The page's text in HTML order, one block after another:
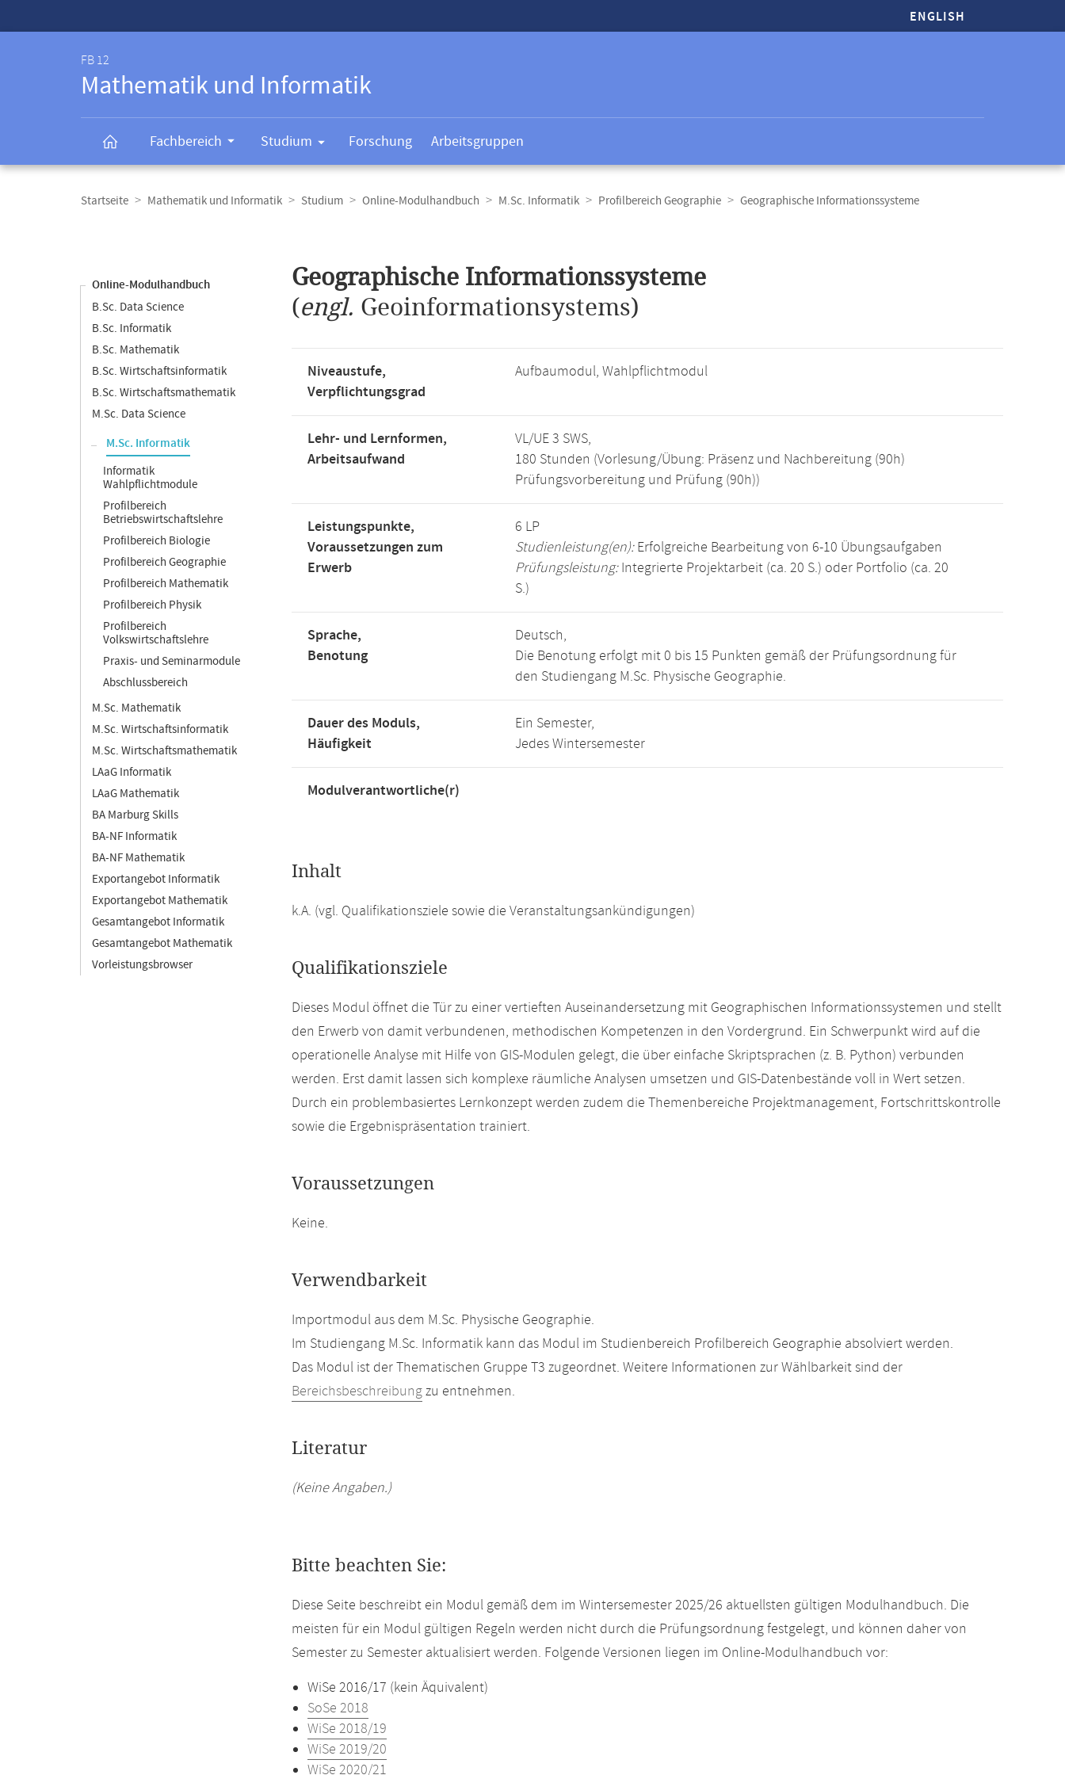
ENGLISH
FB 12
Mathematik und Informatik
Fachbereich Studium Forschung Arbeitsgruppen
Navigation
Startseite Mathematik und Informatik Studium Online-Modulhandbuch M.Sc. Informatik Profilbereich Geographie Geographische Informationssysteme
Online-Modulhandbuch
B.Sc. Data Science
B.Sc. Informatik
B.Sc. Mathematik
B.Sc. Wirtschaftsinformatik
B.Sc. Wirtschaftsmathematik
M.Sc. Data Science
M.Sc. Informatik
Informatik
Wahlpflichtmodule
Profilbereich
Betriebswirtschaftslehre
Profilbereich Biologie
Profilbereich Geographie
Profilbereich Mathematik
Profilbereich Physik
Profilbereich
Volkswirtschaftslehre
Praxis- und Seminarmodule
Abschlussbereich
M.Sc. Mathematik
M.Sc. Wirtschaftsinformatik
M.Sc. Wirtschaftsmathematik
LAaG Informatik
LAaG Mathematik
BA Marburg Skills
BA-NF Informatik
BA-NF Mathematik
Exportangebot Informatik
Exportangebot Mathematik
Gesamtangebot Informatik
Gesamtangebot Mathematik
Vorleistungsbrowser
Geographische Informationssysteme
(engl. Geoinformationsystems)
Niveaustufe,
Verpflichtungsgrad
Aufbaumodul, Wahlpflichtmodul
Lehr- und Lernformen,
Arbeitsaufwand
VL/UE 3 SWS,
180 Stunden (Vorlesung/Übung: Präsenz und Nachbereitung (90h)
Prüfungsvorbereitung und Prüfung (90h))
Leistungspunkte,
Voraussetzungen zum
Erwerb
6 LP
Studienleistung(en):Erfolgreiche Bearbeitung von 6-10 Übungsaufgaben
Prüfungsleistung:Integrierte Projektarbeit (ca. 20 S.) oder Portfolio (ca. 20
S.)
Sprache,
Benotung
Deutsch,
Die Benotung erfolgt mit 0 bis 15 Punkten gemäß der Prüfungsordnung für
den Studiengang M.Sc. Physische Geographie.
Dauer des Moduls,
Häufigkeit
Ein Semester,
Jedes Wintersemester
Modulverantwortliche(r)
Inhalt
k.A. (vgl. Qualifikationsziele sowie die Veranstaltungsankündigungen)
Qualifikationsziele
Dieses Modul öffnet die Tür zu einer vertieften Auseinandersetzung mit Geographischen Informationssystemen und stellt
den Erwerb von damit verbundenen, methodischen Kompetenzen in den Vordergrund. Ein Schwerpunkt wird auf die
operationelle Analyse mit Hilfe von GIS-Modulen gelegt, die über einfache Skriptsprachen (z. B. Python) verbunden
werden. Erst damit lassen sich komplexe räumliche Analysen umsetzen und GIS-Datenbestände voll in Wert setzen.
Durch ein problembasiertes Lernkonzept werden zudem die Themenbereiche Projektmanagement, Fortschrittskontrolle
sowie die Ergebnispräsentation trainiert.
Voraussetzungen
Keine.
Verwendbarkeit
Importmodul aus dem M.Sc. Physische Geographie.
Im Studiengang M.Sc. Informatik kann das Modul im Studienbereich Profilbereich Geographie absolviert werden.
Das Modul ist der Thematischen Gruppe T3 zugeordnet. Weitere Informationen zur Wählbarkeit sind der
Bereichsbeschreibungzu entnehmen.
Literatur
(Keine Angaben.)
Bitte beachten Sie:
Diese Seite beschreibt ein Modul gemäß dem im Wintersemester 2025/26 aktuellsten gültigen Modulhandbuch. Die
meisten für ein Modul gültigen Regeln werden nicht durch die Prüfungsordnung festgelegt, und können daher von
Semester zu Semester aktualisiert werden. Folgende Versionen liegen im Online-Modulhandbuch vor:
WiSe 2016/17 (kein Äquivalent)
SoSe 2018
WiSe 2018/19
WiSe 2019/20
WiSe 2020/21